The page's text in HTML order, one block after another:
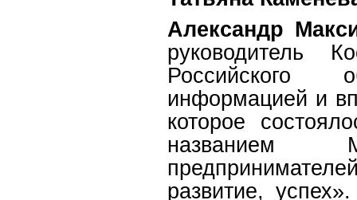
Александр
руководитель
Российского
информацией и
которое
названием
развитие,